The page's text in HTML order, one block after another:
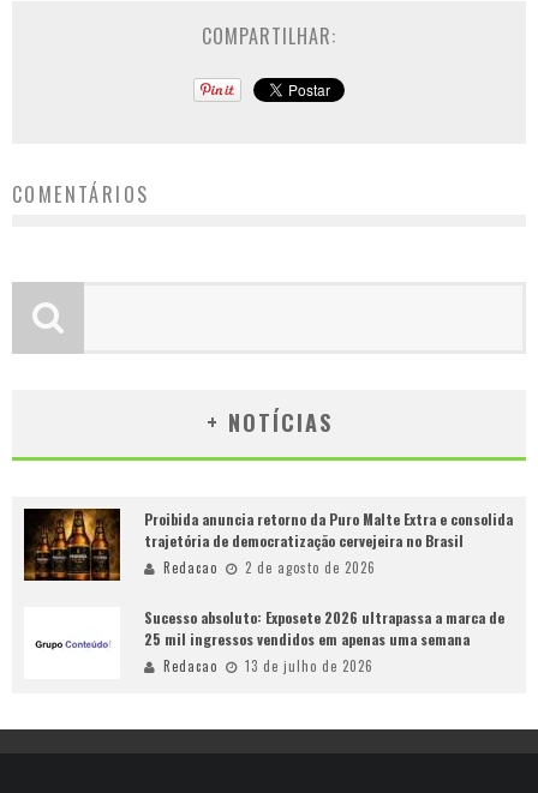
COMPARTILHAR:
COMENTÁRIOS
+ NOTÍCIAS
Proibida anuncia retorno da Puro Malte Extra e consolida
trajetória de democratização cervejeira no Brasil
Redacao 2 de agosto de 2026
Sucesso absoluto: Exposete 2026 ultrapassa a marca de
25 mil ingressos vendidos em apenas uma semana
Redacao 13 de julho de 2026